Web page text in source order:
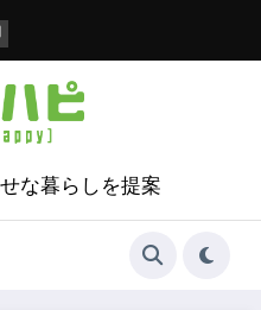
な暮らしを提案